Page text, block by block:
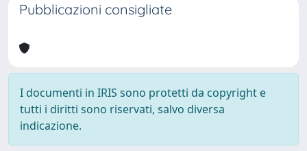
Pubblicazioni consigliate
I documenti in IRIS sono protetti da copyright e
tutti i diritti sono riservati, salvo diversa
indicazione.